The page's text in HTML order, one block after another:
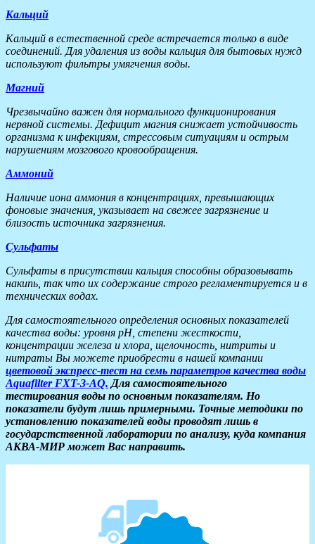
Кальций
Кальций в естественной среде встречается только в виде
соединений. Для удаления из воды кальция для бытовых нужд
используют фильтры умягчения воды.
Магний
Чрезвычайно важен для нормального функционирования
нервной системы. Дефицит магния снижает устойчивость
организма к инфекциям, стрессовым ситуациям и острым
нарушениям мозгового кровообращения.
Аммоний
Наличие иона аммония в концентрациях, превышающих
фоновые значения, указывает на свежее загрязнение и
близость источника загрязнения.
Сульфаты
Сульфаты в присутствии кальция способны образовывать
накипь, так что их содержание строго регламентируется и в
технических водах.
Для самостоятельного определения основных показателей
качества воды: уровня pH, степени жесткости,
концентрации железа и хлора, щелочность, нитриты и
нитраты Вы можете приобрести в нашей компании
цветовой экспресс-тест на семь параметров качества воды
Aquafilter FXT-3-AQ. Для самостоятельного
тестирования воды по основным показателям. Но
показатели будут лишь примерными. Точные методики по
установлению показателей воды проводят лишь в
государстственной лаборатории по анализу, куда компания
АКВА-МИР может Вас направить.